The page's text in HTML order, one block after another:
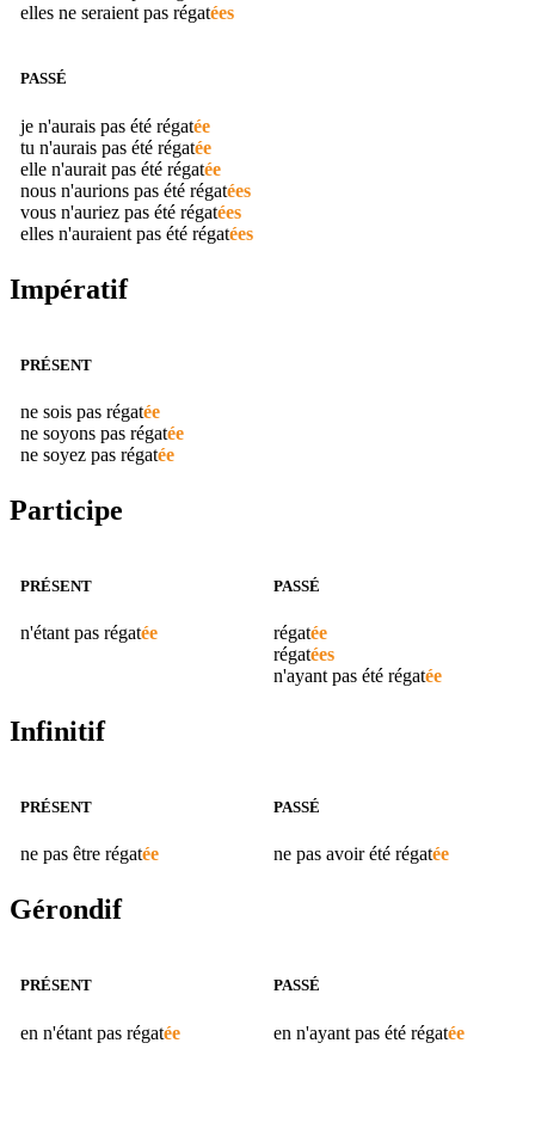
elles ne seraient pas régatées
PASSÉ
je n'aurais pas été régatée
tu n'aurais pas été régatée
elle n'aurait pas été régatée
nous n'aurions pas été régatées
vous n'auriez pas été régatées
elles n'auraient pas été régatées
Impératif
PRÉSENT
ne sois pas régatée
ne soyons pas régatée
ne soyez pas régatée
Participe
PRÉSENT
n'étant pas régatée
PASSÉ
régatée
régatées
n'ayant pas été régatée
Infinitif
PRÉSENT
ne pas être régatée
PASSÉ
ne pas avoir été régatée
Gérondif
PRÉSENT
en n'étant pas régatée
PASSÉ
en n'ayant pas été régatée